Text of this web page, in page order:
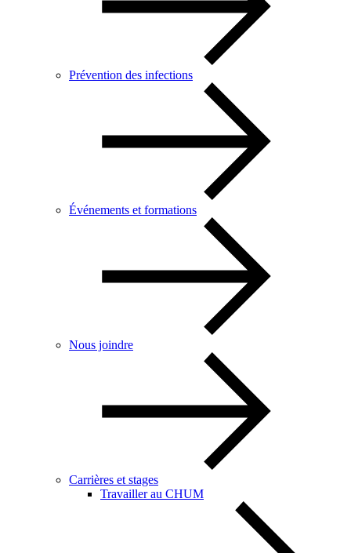
Prévention des infections
Événements et formations
Nous joindre
Carrières et stages
Travailler au CHUM